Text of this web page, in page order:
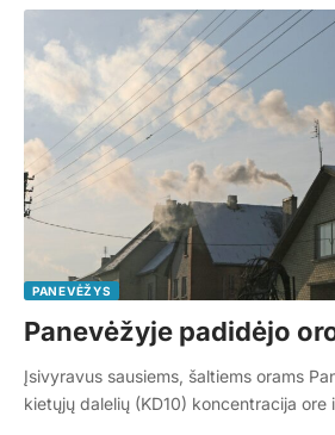
PANEVĖŽYS
Panevėžyje padidėjo
Įsivyravus sausiems, šaltiems orams
kietųjų dalelių (KD10) koncentracija ore